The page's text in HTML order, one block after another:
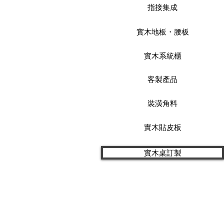
指接集成
實木地板・腰板
實木系統櫃
客製產品
裝潢角料
實木貼皮板
實木桌訂製